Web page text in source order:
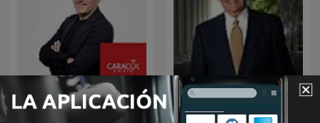
Noche de Misterio